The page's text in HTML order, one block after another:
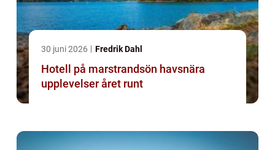
30 juni 2026 Fredrik Dahl
Hotell på marstrandsön havsnära
upplevelser året runt